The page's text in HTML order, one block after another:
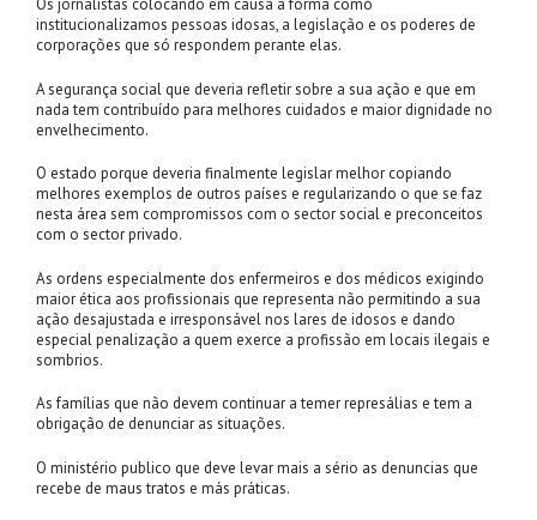
Os jornalistas colocando em causa a forma como
institucionalizamos pessoas idosas, a legislação e os poderes de
corporações que só respondem perante elas.
A segurança social que deveria refletir sobre a sua ação e que em
nada tem contribuído para melhores cuidados e maior dignidade no
envelhecimento.
O estado porque deveria finalmente legislar melhor copiando
melhores exemplos de outros países e regularizando o que se faz
nesta área sem compromissos com o sector social e preconceitos
com o sector privado.
As ordens especialmente dos enfermeiros e dos médicos exigindo
maior ética aos profissionais que representa não permitindo a sua
ação desajustada e irresponsável nos lares de idosos e dando
especial penalização a quem exerce a profissão em locais ilegais e
sombrios.
As famílias que não devem continuar a temer represálias e tem a
obrigação de denunciar as situações.
O ministério publico que deve levar mais a sério as denuncias que
recebe de maus tratos e más práticas.